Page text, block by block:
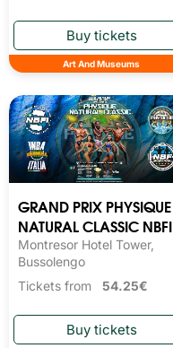
Art And Museums
GRAND PRIX PHYSIQUE
NATURAL CLASSIC NBFI
Montresor Hotel Tower,
Bussolengo
Tickets from 54.25€